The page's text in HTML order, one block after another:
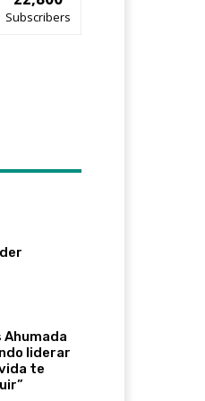
Subscribers
Ahumada
liderar
te